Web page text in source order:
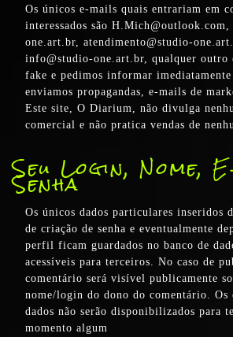
Os únicos e-mails quais entrariam em
interessados são
one.art.br, atendimento@studio-
info@studio-one.art.br, qualquer outro
fake e pedimos informar
enviamos propagandas, e-mails de
Este site, O Diarium, não divulga
comercial e não pratica vendas de
Seu Login, Nome,
Senha
Os únicos dados particulares inseridos
de criação de senha e eventualmente
perfil ficam guardados no banco de
acessíveis para terceiros. No caso de
comentário será visível publicamente
nome/login do dono do comentário. Os
dados não serão disponibilizados para
momento algum